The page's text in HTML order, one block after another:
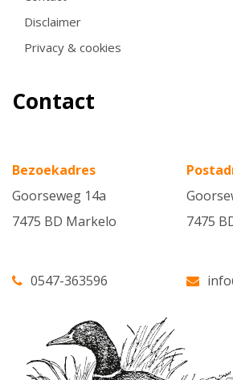
onvolledig is, onjuistheden bevat of
aanvaarden we eveneens geen
voor de gevolgen daarvan.
en kunnen iets afwijken van de
Disclaimer
Privacy & cookies
Contact
Bezoekadres
Goorseweg 14a
7475 BD Markelo
0547-363596
7475